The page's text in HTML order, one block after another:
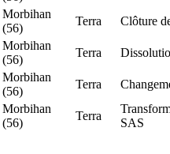
Morbihan
(56)
Terra Clôture
Morbihan
(56)
Terra
Morbihan
(56)
Terra
Morbihan
(56)
Terra
SAS